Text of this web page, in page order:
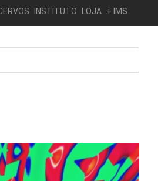
INSTITUTO LOJA + IMS